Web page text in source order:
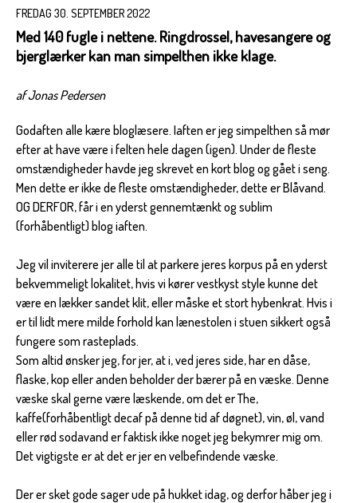
FREDAG 30. SEPTEMBER 2022
Med 140 fugle i nettene. Ringdrossel, havesangere og
bjerglærker kan man simpelthen ikke klage.
af Jonas Pedersen
Godaften alle kære bloglæsere. Iaften er jeg simpelthen så mør
efter at have være i felten hele dagen (igen). Under de fleste
omstændigheder havde jeg skrevet en kort blog og gået i seng.
Men dette er ikke de fleste omstændigheder, dette er Blåvand.
OG DERFOR, får i en yderst gennemtænkt og sublim
(forhåbentligt) blog iaften.
Jeg vil inviterere jer alle til at parkere jeres korpus på en yderst
bekvemmeligt lokalitet, hvis vi kører vestkyst style kunne det
være en lækker sandet klit, eller måske et stort hybenkrat. Hvis i
er til lidt mere milde forhold kan lænestolen i stuen sikkert også
fungere som rasteplads.
Som altid ønsker jeg, for jer, at i, ved jeres side, har en dåse,
flaske, kop eller anden beholder der bærer på en væske. Denne
væske skal gerne være læskende, om det er The,
kaffe(forhåbentligt decaf på denne tid af døgnet), vin, øl, vand
eller rød sodavand er faktisk ikke noget jeg bekymrer mig om.
Det vigtigste er at det er jer en velbefindende væske.
Der er sket gode sager ude på hukket idag, og derfor håber jeg i